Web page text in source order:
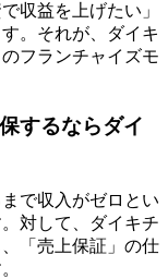
収益を上げたい」
。それが、ダイキ
フランチャイズモ
するならダイ
で収入がゼロとい
対して、ダイキチ
「売上保証」の仕